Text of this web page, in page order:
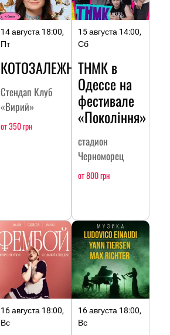
14 августа 18:00,
Пт
КОТОЗАЛЕЖНОСТЬ
Стендап Клуб
«Вирий»
от 350 грн
15 августа 14:00,
Сб
ТНМК в
Одессе на
фестивале
«Покоління»
стадион
Черноморец
от 800 грн
16 августа 18:00,
Вс
16 августа 18:00,
Вс